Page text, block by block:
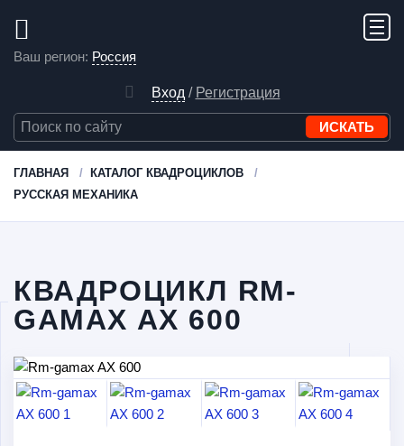
Ваш регион: Россия
Вход / Регистрация
ГЛАВНАЯ
КАТАЛОГ КВАДРОЦИКЛОВ
РУССКАЯ МЕХАНИКА
КВАДРОЦИКЛ RM-
GAMAX AX 600